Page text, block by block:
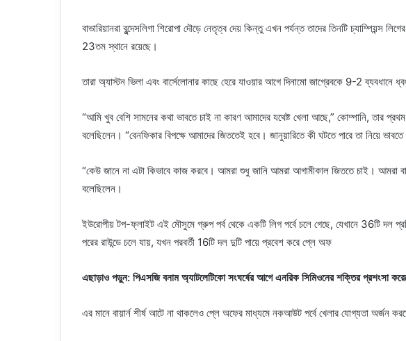
বাভারিয়ানরা বুন্দেসলিগা শিরোপা দৌড়ে নেতৃত্ব দেয় কিন্তু এখন পর্যন্ত তাদের তিনটি চ্যাম্পিয়ন্স
23তম স্থানে রয়েছে।
তারা অ্যাস্টন ভিলা এবং বার্সেলোনার কাছে হেরে যাওয়ার আগে দিনামো জাগ্রেবকে 9-2
“আমি খুব বেশি সামনের কথা ভাবতে চাই না কারণ আমাদের যথেষ্ট খেলা আছে,” কোম্পানি, তার
বলেছিলেন। “বেনফিকার বিপক্ষে আমাদের জিততেই হবে। জানুয়ারিতে কী ঘটতে পারে তা নিয়ে
“কেউ জানে না এটা কিভাবে কাজ করবে। আমরা শুধু জানি আমরা আগামীকাল জিততে চাই। আমরা
বলেছিলেন।
ইউরোপীয় টপ-ফ্লাইট এই মৌসুমে গ্রুপ পর্ব থেকে একটি লিগ পর্বে চলে গেছে, যেখানে 36টি দল
পরের রাউন্ডে চলে যায়, যখন পরবর্তী 16টি দল দুটি পায়ে প্রবেশ করে প্লে অফ
এছাড়াও পড়ুন: পিএসজি বনাম অ্যাটলেটিকো সংঘর্ষের আগে এনরিক সিমিওনের শক্তির প্রশংসা
এর মানে বায়ার্ন শীর্ষ আটে না থাকলেও প্লে অফের মাধ্যমে নকআউট পর্বে খেলার যোগ্যতা অর্জন